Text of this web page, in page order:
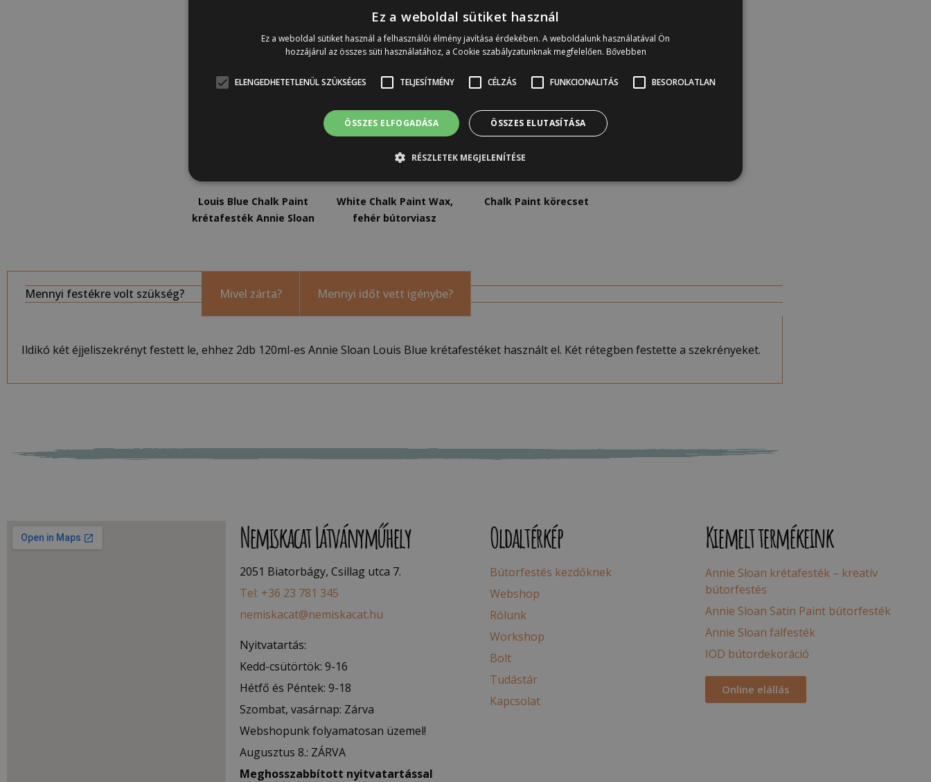
Louis Blue Chalk Paint
krétafesték Annie Sloan
White Chalk Paint Wax,
fehér bútorviasz
Chalk Paint körecset
Mennyi festékre volt szükség? Mivel zárta? Mennyi időt vett igénybe?
Ildikó két éjjeliszekrényt festett le, ehhez 2db 120ml-es Annie Sloan Louis Blue krétafestéket használt el. Két rétegben festette a szekrényeket.
Nemiskacat Látványműhely
2051 Biatorbágy, Csillag utca 7.
Tel: +36 23 781 345
nemiskacat@nemiskacat.hu
Nyitvatartás:
Kedd-csütörtök: 9-16
Hétfő és Péntek: 9-18
Szombat, vasárnap: Zárva
Webshopunk folyamatosan üzemel!
Augusztus 8.: ZÁRVA
Meghosszabbított nyitvatartással
Oldaltérkép
Bútorfestés kezdőknek
Webshop
Rólunk
Workshop
Bolt
Tudástár
Kapcsolat
Kiemelt termékeink
Annie Sloan krétafesték – kreatív
bútorfestés
Annie Sloan Satin Paint bútorfesték
Annie Sloan falfesték
IOD bútordekoráció
Online elállás
Ez a weboldal sütiket használ
Ez a weboldal sütiket használ a felhasználói élmény javítása érdekében. A weboldalunk használatával Ön
hozzájárul az összes süti használatához, a Cookie szabályzatunknak megfelelően. Bővebben
ELENGEDHETETLENÜL SZÜKSÉGES TELJESÍTMÉNY CÉLZÁS FUNKCIONALITÁS BESOROLATLAN
ÖSSZES ELFOGADÁSA ÖSSZES ELUTASÍTÁSA
RÉSZLETEK MEGJELENÍTÉSE